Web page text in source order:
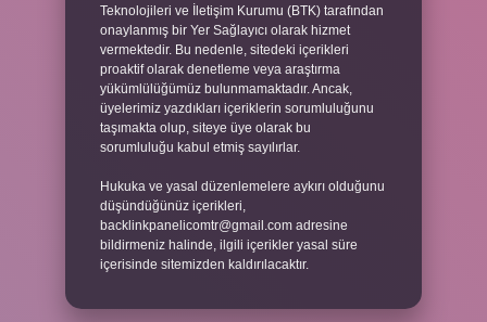
Teknolojileri ve İletişim Kurumu (BTK) tarafından
onaylanmış bir Yer Sağlayıcı olarak hizmet
vermektedir. Bu nedenle, sitedeki içerikleri
proaktif olarak denetleme veya araştırma
yükümlülüğümüz bulunmamaktadır. Ancak,
üyelerimiz yazdıkları içeriklerin sorumluluğunu
taşımakta olup, siteye üye olarak bu
sorumluluğu kabul etmiş sayılırlar.
Hukuka ve yasal düzenlemelere aykırı olduğunu
düşündüğünüz içerikleri,
backlinkpanelicomtr@gmail.com adresine
bildirmeniz halinde, ilgili içerikler yasal süre
içerisinde sitemizden kaldırılacaktır.